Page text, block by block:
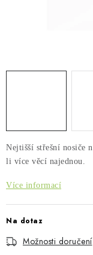
STŘEŠNÍ KOŠE
CESTOVNÍ
DÁRKOVÉ POUKAZY
Nejtišší střešní nosiče
li více věcí najednou.
Více informací
Na dotaz
Možnosti doručení